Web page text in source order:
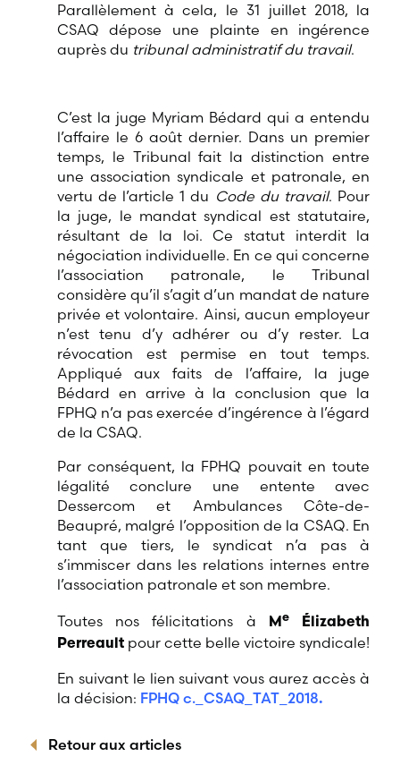
Parallèlement à cela, le 31 juillet 2018, la
CSAQ dépose une plainte en ingérence
auprès du tribunal administratif du travail.
C’est la juge Myriam Bédard qui a entendu
l’affaire le 6 août dernier. Dans un premier
temps, le Tribunal fait la distinction entre
une association syndicale et patronale, en
vertu de l’article 1 du Code du travail. Pour
la juge, le mandat syndical est statutaire,
résultant de la loi. Ce statut interdit la
négociation individuelle. En ce qui concerne
l’association patronale, le Tribunal
considère qu’il s’agit d’un mandat de nature
privée et volontaire. Ainsi, aucun employeur
n’est tenu d’y adhérer ou d’y rester. La
révocation est permise en tout temps.
Appliqué aux faits de l’affaire, la juge
Bédard en arrive à la conclusion que la
FPHQ n’a pas exercée d’ingérence à l’égard
de la CSAQ.
Par conséquent, la FPHQ pouvait en toute
légalité conclure une entente avec
Dessercom et Ambulances Côte-de-
Beaupré, malgré l’opposition de la CSAQ. En
tant que tiers, le syndicat n’a pas à
s’immiscer dans les relations internes entre
l’association patronale et son membre.
Toutes nos félicitations à Me
Élizabeth
Perreaultpour cette belle victoire syndicale!
En suivant le lien suivant vous aurez accès à
la décision: FPHQ c._CSAQ_TAT_2018.
Retour aux articles